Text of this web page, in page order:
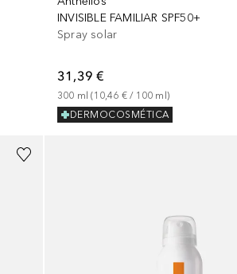
INVISIBLE FAMILIAR SPF50+
Spray solar
31,39 €
300 ml (10,46 € / 100 ml)
DERMOCOSMÉTICA